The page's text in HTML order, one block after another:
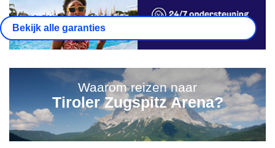
Bekijk alle garanties
Waarom reizen naar
Tiroler Zugspitz Arena?